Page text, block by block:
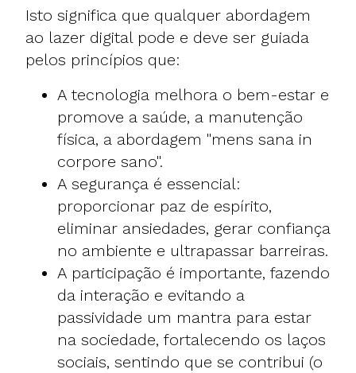
Isto significa que qualquer abordagem
ao lazer digital pode e deve ser guiada
pelos princípios que:
A tecnologia melhora o bem-estar e
promove a saúde, a manutenção
física, a abordagem "mens sana in
corpore sano".
A segurança é essencial:
proporcionar paz de espírito,
eliminar ansiedades, gerar confiança
no ambiente e ultrapassar barreiras.
A participação é importante, fazendo
da interação e evitando a
passividade um mantra para estar
na sociedade, fortalecendo os laços
sociais, sentindo que se contribui (o